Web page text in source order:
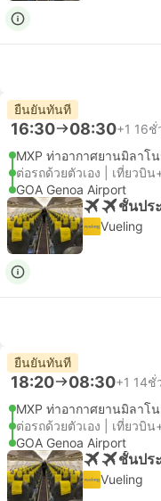
ยืนยันทันที
16:30 08:30+1 16ชั่
MXP ท่าอากาศยานมิลาโ
ต่อรถด้วยตัวเอง | เที่ยวบิน
GOA Genoa Airport
ชั้นปร
Vueling
ยืนยันทันที
18:20 08:30+1 14ชั่
MXP ท่าอากาศยานมิลาโ
ต่อรถด้วยตัวเอง | เที่ยวบิน
GOA Genoa Airport
ชั้นปร
Vueling